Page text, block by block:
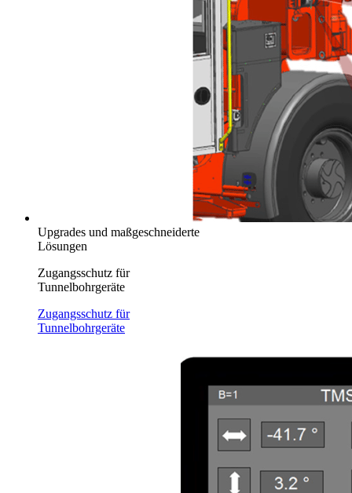
Upgrades und maßgeschneiderte
Lösungen
Zugangsschutz für
Tunnelbohrgeräte
Zugangsschutz für
Tunnelbohrgeräte